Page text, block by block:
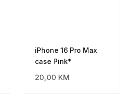
iPhone 16 Pro Max
case Pink*
20,00 KM